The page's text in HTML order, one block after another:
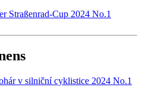
v silniční cyklistice 2024 No.1